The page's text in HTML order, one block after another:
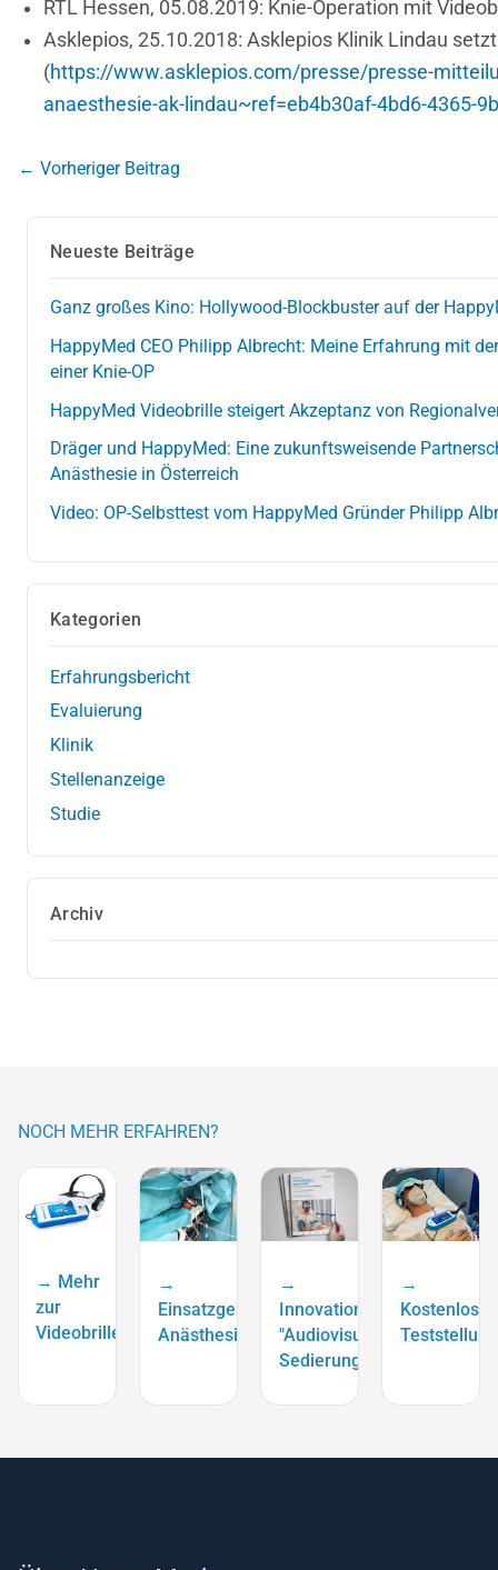
RTL Hessen, 05.08.2019: Knie-Operation mit
Asklepios, 25.10.2018: Asklepios Klinik Lindau
(https://www.asklepios.com/presse/presse-
anaesthesie-ak-lindau~ref=eb4b30af-4bd6-4365-
← Vorheriger Beitrag
Neueste Beiträge
Ganz großes Kino: Hollywood-Blockbuster auf der
HappyMed CEO Philipp Albrecht: Meine Erfahrung mit
einer Knie-OP
HappyMed Videobrille steigert Akzeptanz von
Dräger und HappyMed: Eine zukunftsweisende
Anästhesie in Österreich
Video: OP-Selbsttest vom HappyMed Gründer Philipp
Kategorien
Erfahrungsbericht
Evaluierung
Klinik
Stellenanzeige
Studie
Archiv
NOCH MEHR ERFAHREN?
→ Mehr
zur
Videobrille
→
Einsatzgebiet
Anästhesie
→
Innovationsreport
"Audiovisuelle
Sedierung"
→
Kostenlose
Teststellung